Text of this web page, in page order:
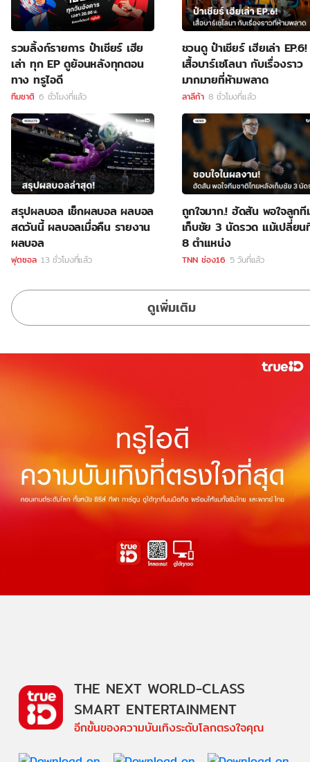
รวมลิ้งก์รายการ ป๋าเชียร์ เฮีย
เล่า ทุก EP ดูย้อนหลังทุกตอน
ทาง ทรูไอดี
ทีมชาติ 6 ชั่วโมงที่แล้ว
ชวนดู ป๋าเชียร์ เฮียเล่า EP.6!
เสื้อบาร์เซโลนา กับเรื่องราว
มากมายที่ห้ามพลาด
ลาลีก้า 8 ชั่วโมงที่แล้ว
สรุปผลบอล เช็กผลบอล ผลบอล
สดวันนี้ ผลบอลเมื่อคืน รายงาน
ผลบอล
ฟุตซอล 13 ชั่วโมงที่แล้ว
ถูกใจมาก.! ฮัดสัน พอใจลูกที
เก็บชัย 3 นัดรวด แม้เปลี่ยน
8 ตำแหน่ง
TNN ช่อง16 5 วันที่แล้ว
ดูเพิ่มเติม
THE NEXT WORLD-CLASS
SMART ENTERTAINMENT
อีกขั้นของความบันเทิงระดับโลกตรงใจคุณ